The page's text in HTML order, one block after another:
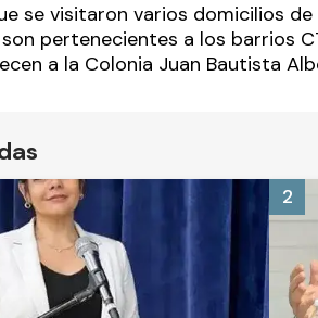
se visitaron varios domicilios
pertenecientes a los barrios
a la Colonia Juan Bautista
2